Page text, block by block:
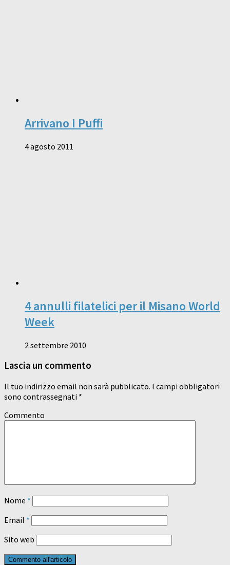
Arrivano I Puffi
4 agosto 2011
4 annulli filatelici per il Misano World
Week
2 settembre 2010
Lascia un commento
Il tuo indirizzo email non sarà pubblicato. I campi obbligatori
sono contrassegnati *
Commento
Nome *
Email *
Sito web